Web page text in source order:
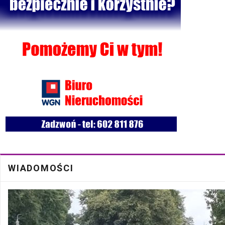
Bezpłatna mammografia w Cycowie
19 Cze
Walne Zgromadzenie w SM "Batory" już 19 czerwca w Łęcznej
WIADOMOŚCI